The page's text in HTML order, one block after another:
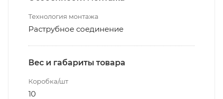
Технология монтажа
Раструбное соединение
Вес и габариты товара
Коробка/шт
10